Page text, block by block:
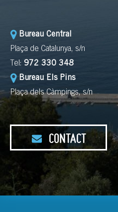
Bureau Central
Plaça de Catalunya, s/n
Tel: 972 330 348
Bureau Els Pins
Plaça dels Càmpings, s/n
CONTACT